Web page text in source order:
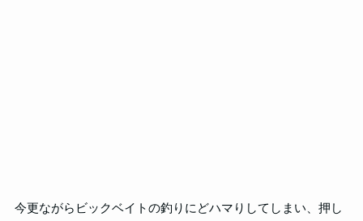
今更ながらビックベイトの釣りにどハマりしてしまい、押し